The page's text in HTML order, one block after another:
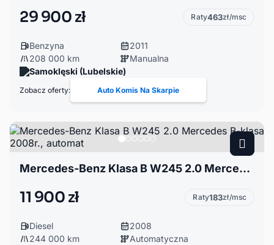
29 900 zł Raty463zł/msc
Benzyna
2011
208 000 km
Manualna
Samoklęski (Lubelskie)
Zobacz oferty: Auto Komis Na Skarpie
Mercedes-Benz Klasa B W245 2.0 Mercedes B-klasa 2008r., automat
11 900 zł Raty183zł/msc
Diesel
2008
244 000 km
Automatyczna